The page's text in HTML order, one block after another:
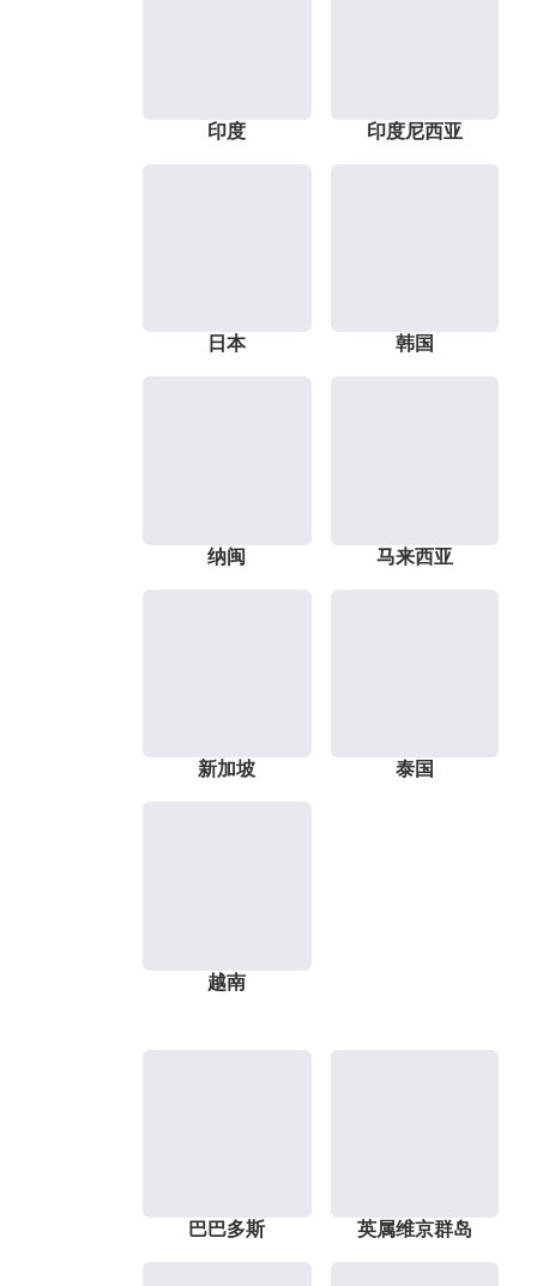
印度 印度尼西亚
日本 韩国
纳闽 马来西亚
新加坡 泰国
越南
巴巴多斯 英属维京群岛